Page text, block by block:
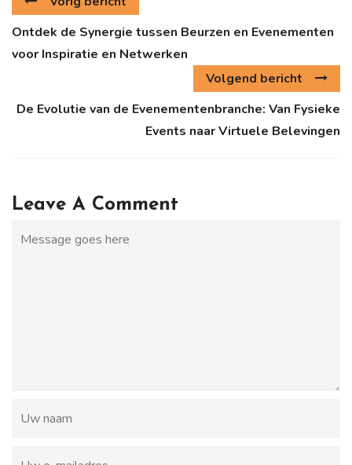
Ontdek de Synergie tussen Beurzen en Evenementen
voor Inspiratie en Netwerken
Volgend bericht
De Evolutie van de Evenementenbranche: Van Fysieke
Events naar Virtuele Belevingen
Leave A Comment